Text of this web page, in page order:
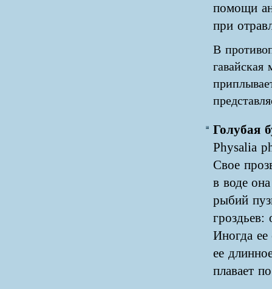
помощи
при
В
гавайская
Голубая
Physalia
Свое
в воде
рыбий
Иногда ее
ее
плавает